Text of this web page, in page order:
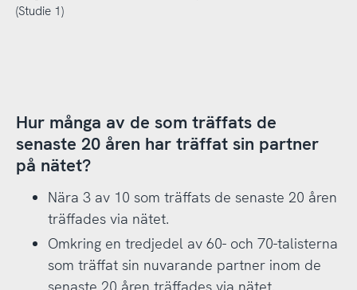
(Studie 1)
Hur många av de som träffats de
senaste 20 åren har träffat sin partner
på nätet?
Nära 3 av 10 som träffats de senaste 20 åren
träffades via nätet.
Omkring en tredjedel av 60- och 70-talisterna
som träffat sin nuvarande partner inom de